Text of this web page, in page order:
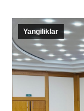
Yangiliklar